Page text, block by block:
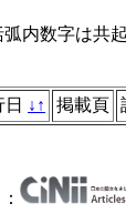
内数字は共
↓ ↑ 掲載頁